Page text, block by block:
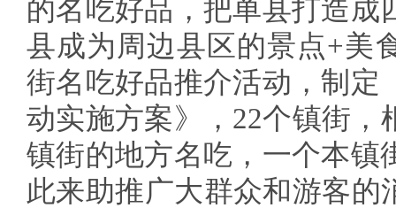
的名吃好品，把单县打造成
县成为周边县区的景点+美
街名吃好品推介活动，制定
动实施方案》，22个镇街
镇街的地方名吃，一个本镇
此来助推广大群众和游客的